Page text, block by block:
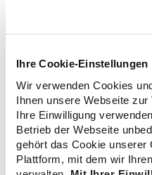
Ihre Cookie-Einstellungen
Wir verwenden Cookies
Ihnen unsere Webseite
Ihre Einwilligung
Betrieb der Webseite
gehört das Cookie unserer
Plattform, mit dem wir
CSU: Koalitionsvertrag
12.05.2025
DAV: Apotheken nach
Druck – Politik muss